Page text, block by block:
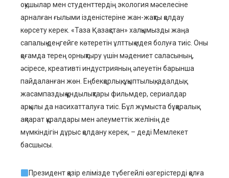
оқушылар мен студенттердің экология мәселесіне
арналған ғылыми ізденістеріне жан-жақты қолдау
көрсету керек. «Таза Қазақстан» халқымызды жаңа
сапалық деңгейге көтеретін ұлттық идея болуға тиіс. Оны
қоғамда терең орнықтыру үшін мәдениет саласының,
әсіресе, креативті индустрияның әлеуетін барынша
пайдаланған жөн. Еңбекқорлық, ұқыптылық, адалдық,
жасампаздық құндылықтары фильмдер, сериалдар
арқылы да насихатталуға тиіс. Бұл жұмыста бұқаралық
ақпарат құралдары мен әлеуметтік желінің де
мүмкіндігін дұрыс қолдану керек, – деді Мемлекет
басшысы.
Президент қазір елімізде түбегейлі өзгерістерді қолға